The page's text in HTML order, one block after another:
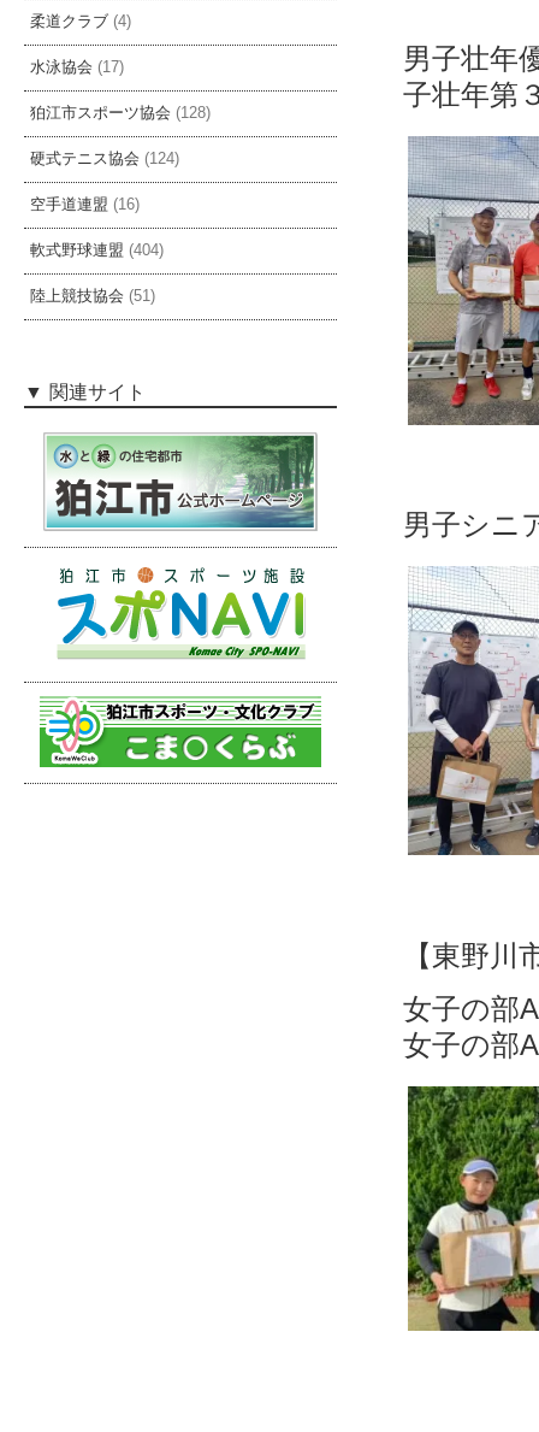
男子
子壮年第
男子シ
【東野
女子
女子の部
柔道クラブ (4)
水泳協会 (17)
狛江市スポーツ協会 (128)
硬式テニス協会 (124)
空手道連盟 (16)
軟式野球連盟 (404)
陸上競技協会 (51)
関連サイト